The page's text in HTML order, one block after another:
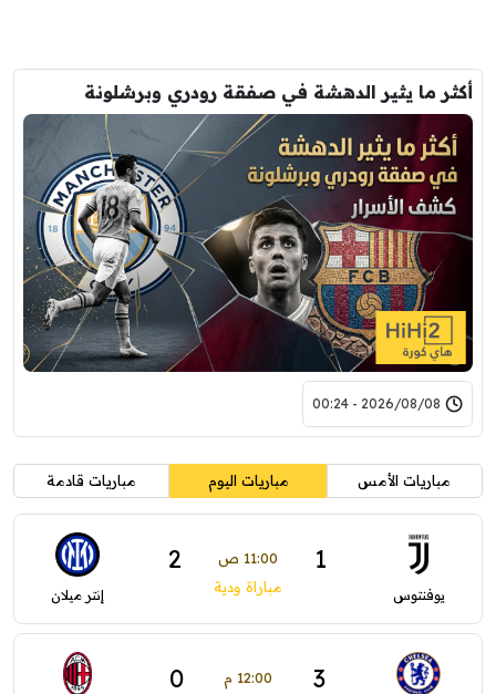
أكثر ما يثير الدهشة في صفقة رودري وبرشلونة
2026/08/08 - 00:24
مباريات الأمس مباريات اليوم مباريات قادمة
يوفنتوس
1 11:00 ص 2
مباراة ودية إنتر ميلان
3 12:00 م 0